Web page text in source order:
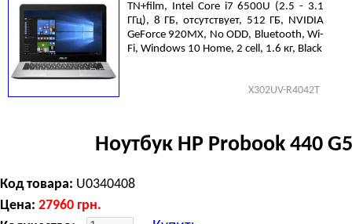
TN+film, Intel Core i7 6500U (2.5 - 3.1
ГГц), 8 ГБ, отсутствует, 512 ГБ, NVIDIA
GeForce 920MX, No ODD, Bluetooth, Wi-
Fi, Windows 10 Home, 2 cell, 1.6 кг, Black
X302UV-R4042T
Ноутбук HP Probook 440
Код товара: U0340408
Цена: 27960 грн.